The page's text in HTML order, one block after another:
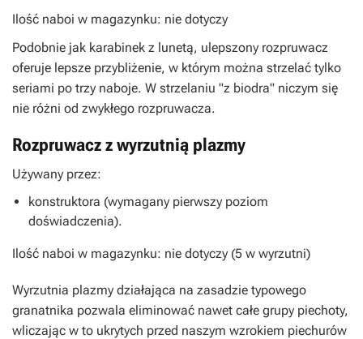
Ilość naboi w magazynku: nie dotyczy
Podobnie jak karabinek z lunetą, ulepszony rozpruwacz
oferuje lepsze przybliżenie, w którym można strzelać tylko
seriami po trzy naboje. W strzelaniu "z biodra" niczym się
nie różni od zwykłego rozpruwacza.
Rozpruwacz z wyrzutnią plazmy
Używany przez:
konstruktora (wymagany pierwszy poziom
doświadczenia).
Ilość naboi w magazynku: nie dotyczy (5 w wyrzutni)
Wyrzutnia plazmy działająca na zasadzie typowego
granatnika pozwala eliminować nawet całe grupy piechoty,
wliczając w to ukrytych przed naszym wzrokiem piechurów